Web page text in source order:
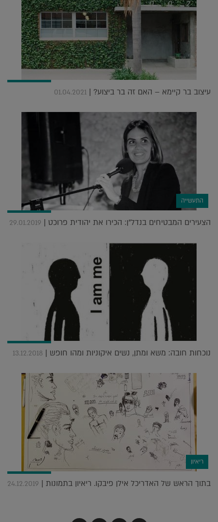
עיצוב בר קיימא – האם זה בר ביצוע? | 01.04.2021
התעשייה
הצעירים המבטיחים בנדל"ן: הכירו את יהודית פרוכט | 29.01.2019
נוכחות חובה: משא ומתן, נשים איקוניות ומהו חופש | 13.12.2018
ריאיון
בתוך הראש של האדריכל אילן פיבקו. ריאיון בתמונות | 24.12.2019